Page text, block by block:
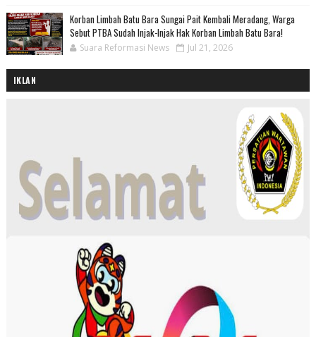
Korban Limbah Batu Bara Sungai Pait Kembali Meradang, Warga
Sebut PTBA Sudah Injak-Injak Hak Korban Limbah Batu Bara!
Suara Reformasi News Jul 21, 2026
IKLAN